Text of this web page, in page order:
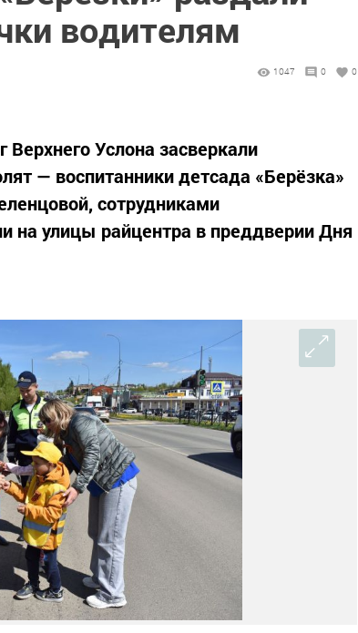
водителям
1047 0 0
Услона засверкали
— воспитанники детсада «Берёзка»
сотрудниками
на улицы райцентра в преддверии Дня